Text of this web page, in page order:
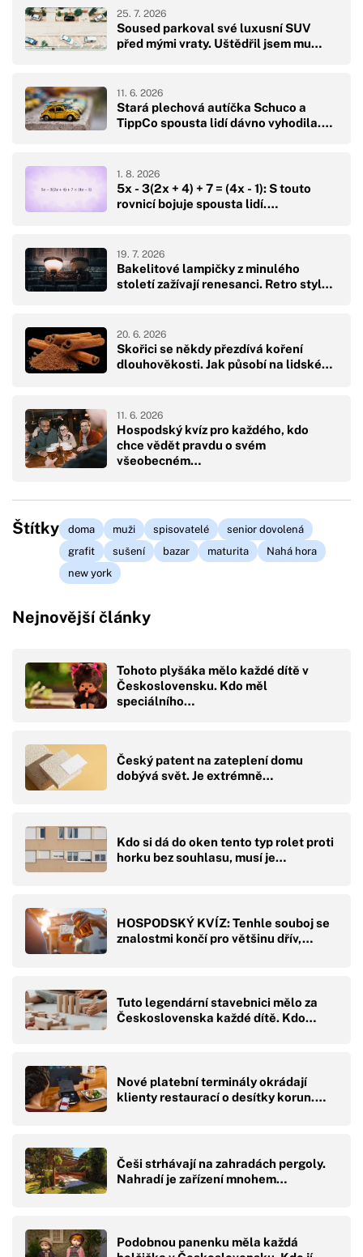
Soused parkoval své luxusní SUV
před mými vraty. Uštědřil jsem mu…
25. 7. 2026
Stará plechová autíčka Schuco a
TippCo spousta lidí dávno vyhodila.…
11. 6. 2026
5x - 3(2x + 4) + 7 = (4x - 1): S touto
rovnicí bojuje spousta lidí.…
1. 8. 2026
Bakelitové lampičky z minulého
století zažívají renesanci. Retro styl…
19. 7. 2026
Skořici se někdy přezdívá koření
dlouhověkosti. Jak působí na lidské…
20. 6. 2026
Hospodský kvíz pro každého, kdo
chce vědět pravdu o svém
všeobecném…
11. 6. 2026
Štítky doma muži spisovatelé
senior dovolená
grafit
sušení bazar maturita
Nahá hora
new york
Nejnovější články
Tohoto plyšáka mělo každé dítě v
Československu. Kdo měl
speciálního…
Český patent na zateplení domu
dobývá svět. Je extrémně…
Kdo si dá do oken tento typ rolet proti
horku bez souhlasu, musí je…
HOSPODSKÝ KVÍZ: Tenhle souboj se
znalostmi končí pro většinu dřív,…
Tuto legendární stavebnici mělo za
Československa každé dítě. Kdo…
Nové platební terminály okrádají
klienty restaurací o desítky korun.…
Češi strhávají na zahradách pergoly.
Nahradí je zařízení mnohem…
Podobnou panenku měla každá